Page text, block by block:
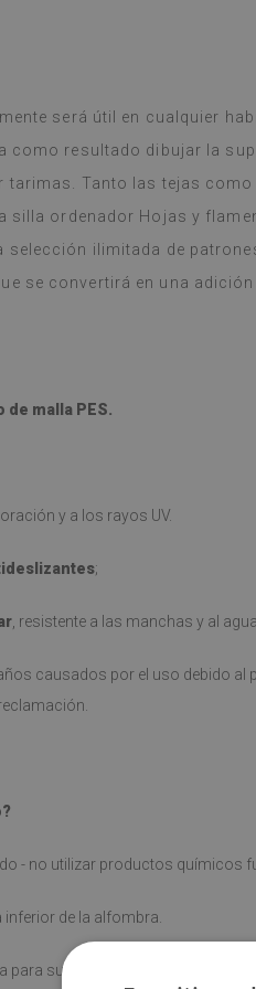
será útil en cualquier
como resultado dibujar la
tarimas. Tanto las tejas
silla ordenador Hojas y
selección ilimitada de
se convertirá en una
malla PES.
y a los rayos UV.
;
, resistente a las manchas y al agua
causados por el uso debido al
- no utilizar productos químicos
de la alfombra.
para su uso en superficies duras.
Baldosas de
variedad de
llegó en una
estaba bien
sencilla,
me sorprende
hacer tan buen
Leer más
Beatrycze
hace 1